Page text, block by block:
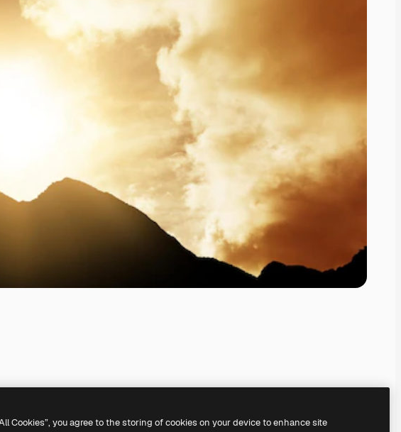
Cookies”, you agree to the storing of cookies on your device to enhance site